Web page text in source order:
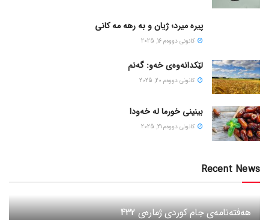
پیره میرد؛ ژیان و به رهه مه کانی
كانونی دووه‌م 16, 2025
لێکدانەوەی خەو: گەنم
كانونی دووه‌م 20, 2025
بینینی خورما لە خەودا
كانونی دووه‌م 21, 2025
Recent News
هەفتەنامەی جام کوردی ژمارەی 432